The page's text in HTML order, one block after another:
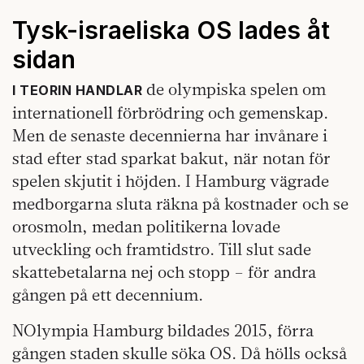
Tysk-israeliska OS lades åt
sidan
I TEORIN HANDLAR de olympiska spelen om
internationell förbrödring och gemenskap.
Men de senaste decennierna har invånare i
stad efter stad sparkat bakut, när notan för
spelen skjutit i höjden. I Hamburg vägrade
medborgarna sluta räkna på kostnader och se
orosmoln, medan politikerna lovade
utveckling och framtidstro. Till slut sade
skattebetalarna nej och stopp – för andra
gången på ett decennium.
NOlympia Hamburg bildades 2015, förra
gången staden skulle söka OS. Då hölls också